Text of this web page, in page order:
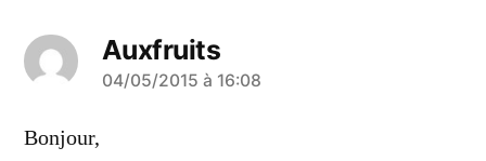
Auxfruits
a
04/05/2015 à 16:08
Bonjour,